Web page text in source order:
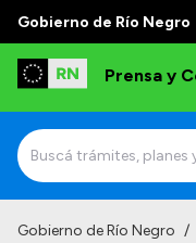
Gobierno de Río Negro
Prensa y
Gobierno de Río Negro /